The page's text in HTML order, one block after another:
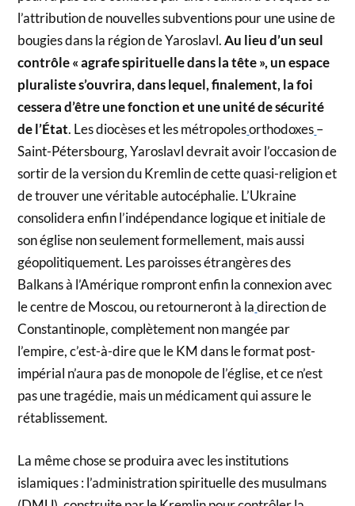
l’attribution de nouvelles subventions pour une usine de
bougies dans la région de Yaroslavl.Au lieu d’un seul
contrôle « agrafe spirituelle dans la tête », un espace
pluraliste s’ouvrira, dans lequel, finalement, la foi
cessera d’être une fonction et une unité de sécurité
de l’État. Les diocèses et les métropolesorthodoxes–
Saint-Pétersbourg, Yaroslavl devrait avoir l’occasion de
sortir de la version du Kremlin de cette quasi-religion et
de trouver une véritable autocéphalie. L’Ukraine
consolidera enfin l’indépendance logique et initiale de
son église non seulement formellement, mais aussi
géopolitiquement. Les paroisses étrangères des
Balkans à l’Amérique rompront enfin la connexion avec
le centre de Moscou, ou retourneront à la direction de
Constantinople, complètement non mangée par
l’empire, c’est-à-dire que le KM dans le format post-
impérial n’aura pas de monopole de l’église, et ce n’est
pas une tragédie, mais un médicament qui assure le
rétablissement.
La même chose se produira avec les institutions
islamiques : l’administration spirituelle des musulmans